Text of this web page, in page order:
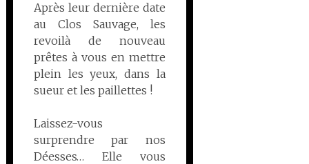
Après leur dernière date
au Clos Sauvage, les
revoilà de nouveau
prêtes à vous en mettre
plein les yeux, dans la
sueur et les paillettes !
Laissez-vous
surprendre par nos
Déesses… Elle vous